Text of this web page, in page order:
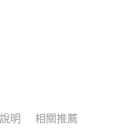
明 相關推薦